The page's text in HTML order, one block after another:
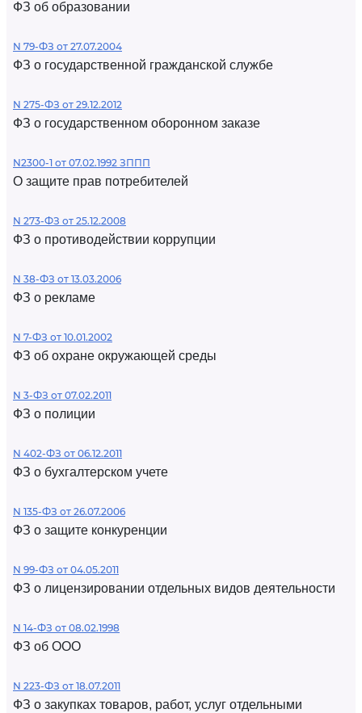
ФЗ об образовании
N 79-ФЗ от 27.07.2004
ФЗ о государственной гражданской службе
N 275-ФЗ от 29.12.2012
ФЗ о государственном оборонном заказе
N2300-1 от 07.02.1992 ЗППП
О защите прав потребителей
N 273-ФЗ от 25.12.2008
ФЗ о противодействии коррупции
N 38-ФЗ от 13.03.2006
ФЗ о рекламе
N 7-ФЗ от 10.01.2002
ФЗ об охране окружающей среды
N 3-ФЗ от 07.02.2011
ФЗ о полиции
N 402-ФЗ от 06.12.2011
ФЗ о бухгалтерском учете
N 135-ФЗ от 26.07.2006
ФЗ о защите конкуренции
N 99-ФЗ от 04.05.2011
ФЗ о лицензировании отдельных видов деятельности
N 14-ФЗ от 08.02.1998
ФЗ об ООО
N 223-ФЗ от 18.07.2011
ФЗ о закупках товаров, работ, услуг отдельными